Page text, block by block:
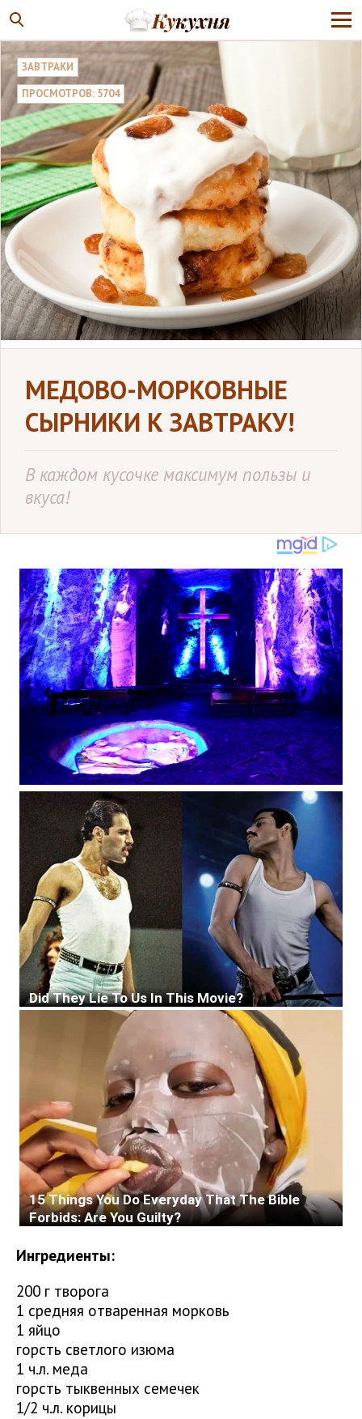
ЗАВТРАКИ
ПРОСМОТРОВ: 5704
МЕДОВО-МОРКОВНЫЕ
СЫPНИКИ К ЗАВТРАКУ!
В каждом кусочке максимум пользы и
вкуса!
Ингредиенты:
200 г творога
1 средняя отваренная морковь
1 яйцо
горсть светлого изюма
1 ч.л. меда
горсть тыквенных семечек
1/2 ч.л. корицы